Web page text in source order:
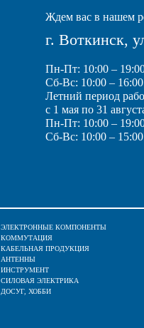
Ждем вас в нашем
г. Воткинск,
Пн-Пт: 10:00 –
Сб-Вс: 10:00 – 16:00
Летний период
с 1 мая по 31
Пн-Пт: 10:00 –
Сб-Вс: 10:00 – 15:00
ЭЛЕКТРОННЫЕ КОМПОНЕНТЫ
КОММУТАЦИЯ
КАБЕЛЬНАЯ ПРОДУКЦИЯ
АНТЕННЫ
ИНСТРУМЕНТ
СИЛОВАЯ ЭЛЕКТРИКА
ДОСУГ, ХОББИ